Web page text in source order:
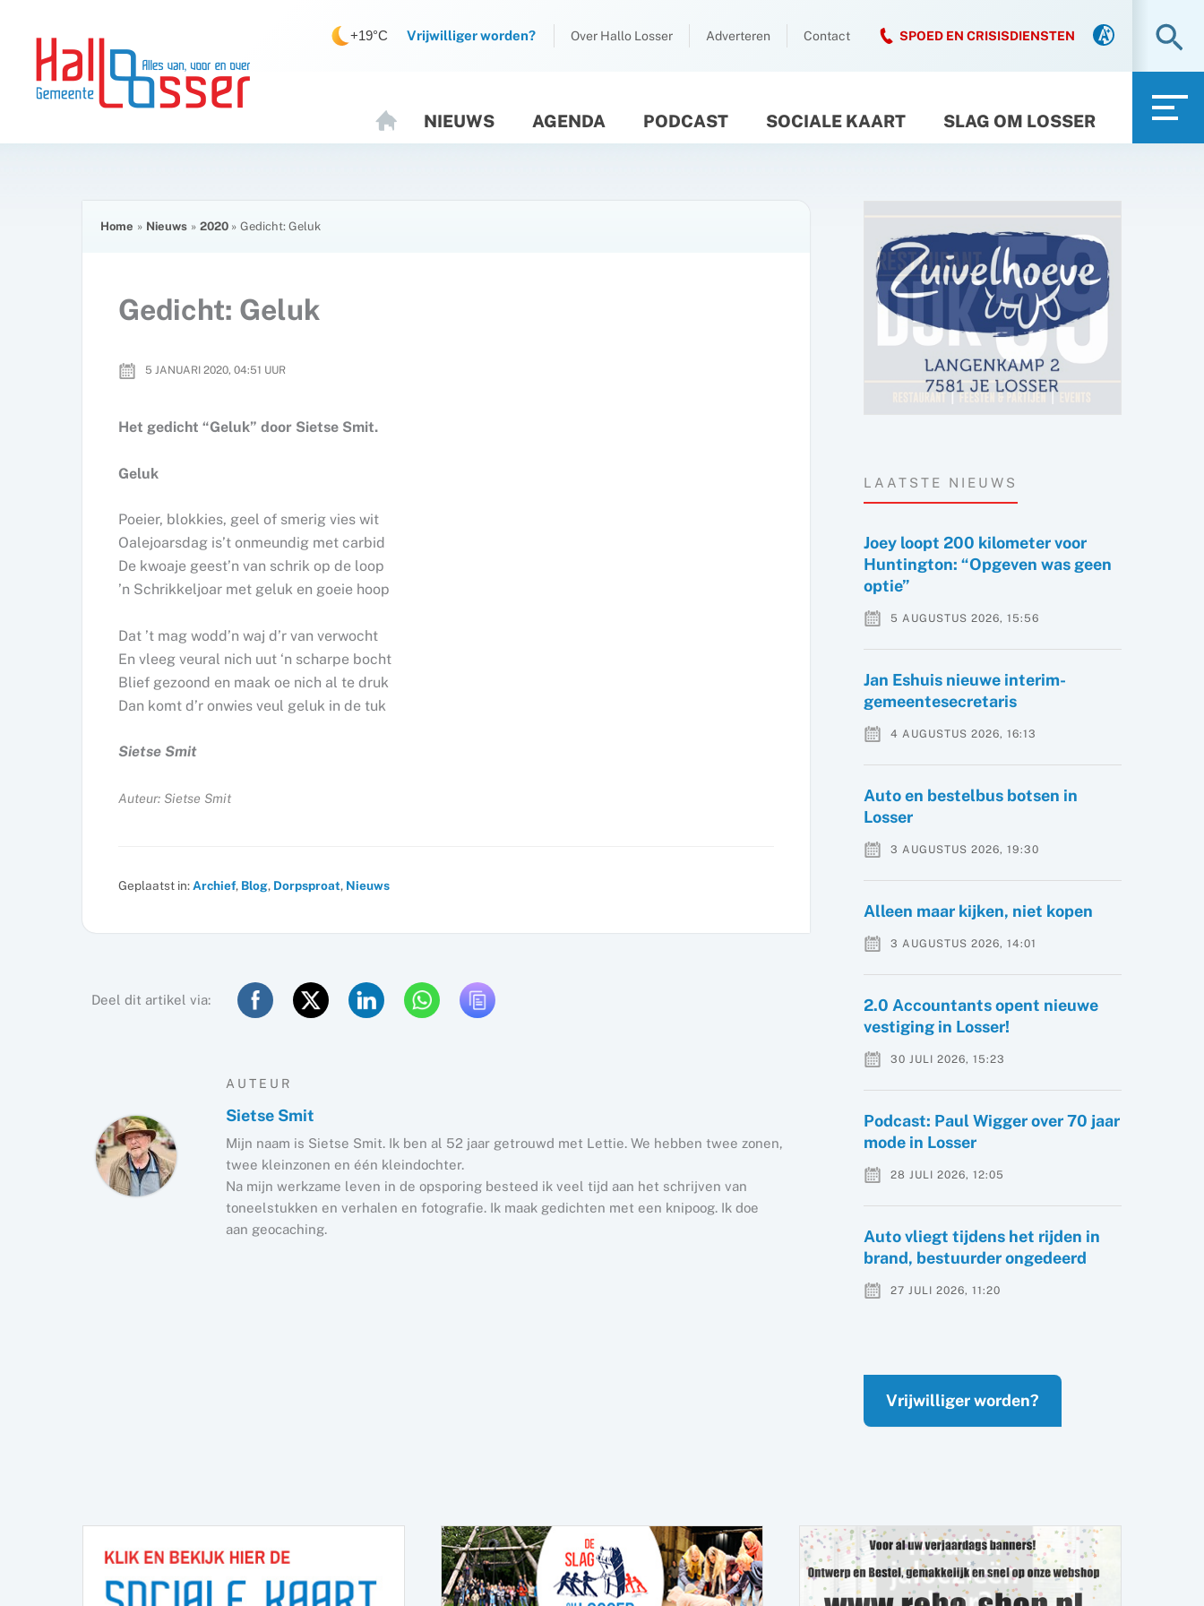
inhoud
inhoud
+19°C Vrijwilliger worden? Over Hallo Losser Adverteren Contact SPOED EN CRISISDIENSTEN
O
M
NIEUWS AGENDA PODCAST SOCIALE KAART SLAG OM LOSSER
Home Nieuws 2020 Gedicht: Geluk
Gedicht: Geluk
5 JANUARI 2020, 04:51 UUR
Het gedicht “Geluk” door Sietse Smit.
Geluk
Poeier, blokkies, geel of smerig vies wit
Oalejoarsdag is’t onmeundig met carbid
De kwoaje geest’n van schrik op de loop
’n Schrikkeljoar met geluk en goeie hoop
Dat ’t mag wodd’n waj d’r van verwocht
En vleeg veural nich uut ‘n scharpe bocht
Blief gezoond en maak oe nich al te druk
Dan komt d’r onwies veul geluk in de tuk
Sietse Smit
Auteur: Sietse Smit
Geplaatst in: Archief, Blog, Dorpsproat, Nieuws
Deel dit artikel via:
AUTEUR
Sietse Smit
Mijn naam is Sietse Smit. Ik ben al 52 jaar getrouwd met Lettie. We hebben twee zonen,
twee kleinzonen en één kleindochter.
Na mijn werkzame leven in de opsporing besteed ik veel tijd aan het schrijven van
toneelstukken en verhalen en fotografie. Ik maak gedichten met een knipoog. Ik doe
aan geocaching.
LAATSTE NIEUWS
Joey loopt 200 kilometer voor
Huntington: “Opgeven was geen
optie”
5 AUGUSTUS 2026, 15:56
Jan Eshuis nieuwe interim-
gemeentesecretaris
4 AUGUSTUS 2026, 16:13
Auto en bestelbus botsen in
Losser
3 AUGUSTUS 2026, 19:30
Alleen maar kijken, niet kopen
3 AUGUSTUS 2026, 14:01
2.0 Accountants opent nieuwe
vestiging in Losser!
30 JULI 2026, 15:23
Podcast: Paul Wigger over 70 jaar
mode in Losser
28 JULI 2026, 12:05
Auto vliegt tijdens het rijden in
brand, bestuurder ongedeerd
27 JULI 2026, 11:20
Vrijwilliger worden?